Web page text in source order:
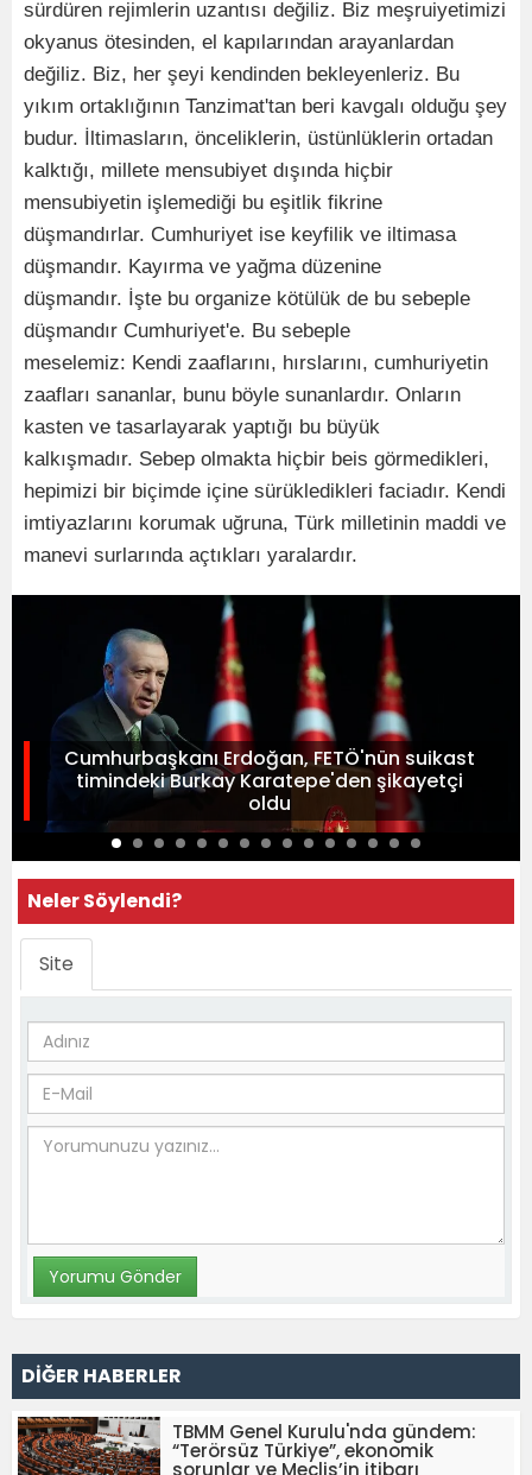
sürdüren rejimlerin uzantısı değiliz. Biz meşruiyetimizi
okyanus ötesinden, el kapılarından arayanlardan
değiliz. Biz, her şeyi kendinden bekleyenleriz. Bu
yıkım ortaklığının Tanzimat'tan beri kavgalı olduğu şey
budur. İltimasların, önceliklerin, üstünlüklerin ortadan
kalktığı, millete mensubiyet dışında hiçbir
mensubiyetin işlemediği bu eşitlik fikrine
düşmandırlar. Cumhuriyet ise keyfilik ve iltimasa
düşmandır. Kayırma ve yağma düzenine
düşmandır. İşte bu organize kötülük de bu sebeple
düşmandır Cumhuriyet'e. Bu sebeple
meselemiz: Kendi zaaflarını, hırslarını, cumhuriyetin
zaafları sananlar, bunu böyle sunanlardır. Onların
kasten ve tasarlayarak yaptığı bu büyük
kalkışmadır. Sebep olmakta hiçbir beis görmedikleri,
hepimizi bir biçimde içine sürükledikleri faciadır. Kendi
imtiyazlarını korumak uğruna, Türk milletinin maddi ve
manevi surlarında açtıkları yaralardır.
Cumhurbaşkanı Erdoğan, FETÖ'nün suikast
timindeki Burkay Karatepe'den şikayetçi
oldu
Neler Söylendi?
Site
DİĞER HABERLER
TBMM Genel Kurulu'nda gündem:
“Terörsüz Türkiye”, ekonomik
sorunlar ve Meclis’in itibarı